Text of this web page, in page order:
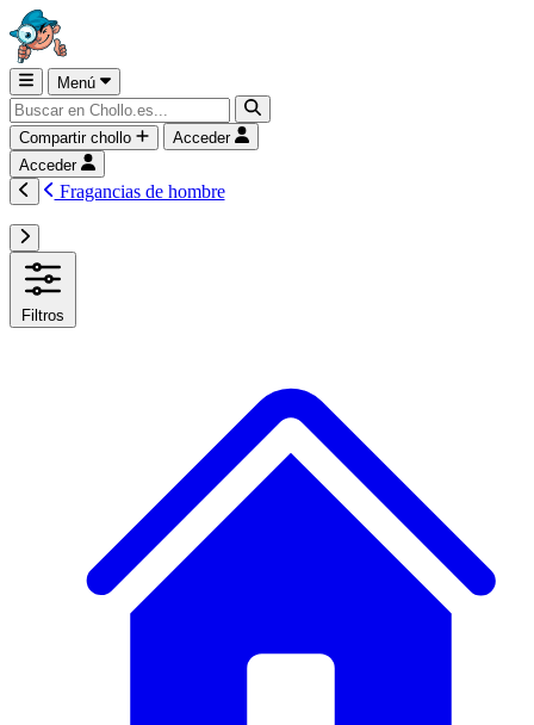
Menú
Compartir chollo
Acceder
Acceder
Fragancias de hombre
Filtros